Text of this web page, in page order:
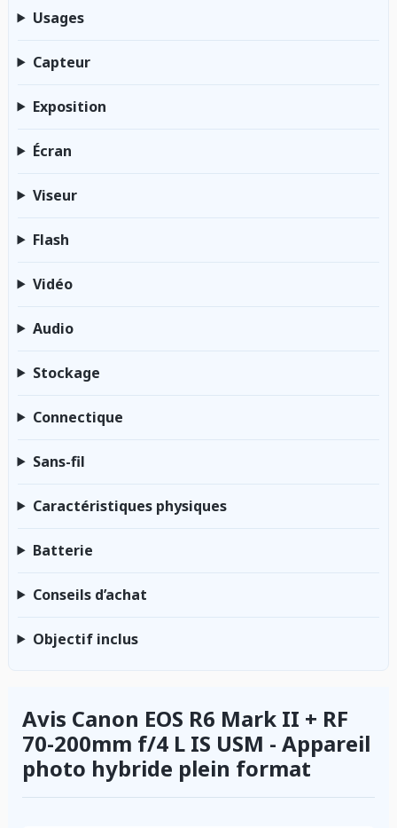
Usages
Capteur
Exposition
Écran
Viseur
Flash
Vidéo
Audio
Stockage
Connectique
Sans-fil
Caractéristiques physiques
Batterie
Conseils d’achat
Objectif inclus
Avis Canon EOS R6 Mark II + RF
70-200mm f/4 L IS USM - Appareil
photo hybride plein format